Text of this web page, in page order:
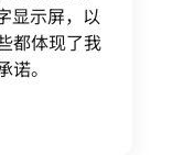
显示屏，以
都体现了我
。
New Tab